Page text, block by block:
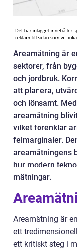
Areamätning är
sektorer, från
och jordbruk.
att planera,
och lönsamt.
areamätning
vilket förenklar
felmarginaler.
areamätningens
hur modern
mätningar.
Areamätning är
ett
ett kritiskt steg i